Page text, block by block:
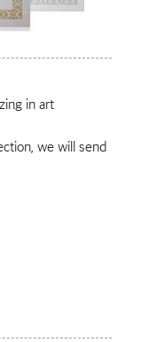
in art
we will send